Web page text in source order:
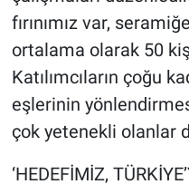
fırınımız var,
ortalama olarak 50
Katılımcıların çoğu
eşlerinin
çok yetenekli olanlar
‘HEDEFİMİZ,